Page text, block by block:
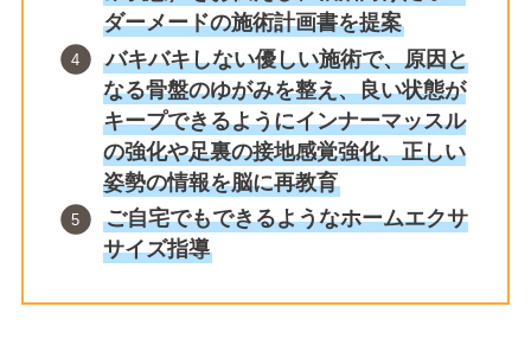
ダーメードの施術計画書を提案
バキバキしない優しい施術で、原因と
なる骨盤のゆがみを整え、良い状態が
キープできるようにインナーマッスル
の強化や足裏の接地感覚強化、正しい
姿勢の情報を脳に再教育
ご自宅でもできるようなホームエクサ
サイズ指導